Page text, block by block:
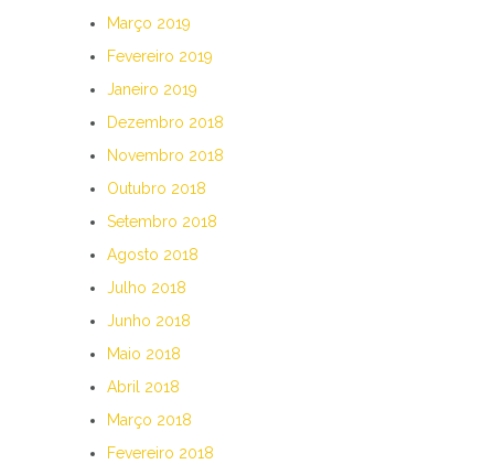
Março 2019
Fevereiro 2019
Janeiro 2019
Dezembro 2018
Novembro 2018
Outubro 2018
Setembro 2018
Agosto 2018
Julho 2018
Junho 2018
Maio 2018
Abril 2018
Março 2018
Fevereiro 2018